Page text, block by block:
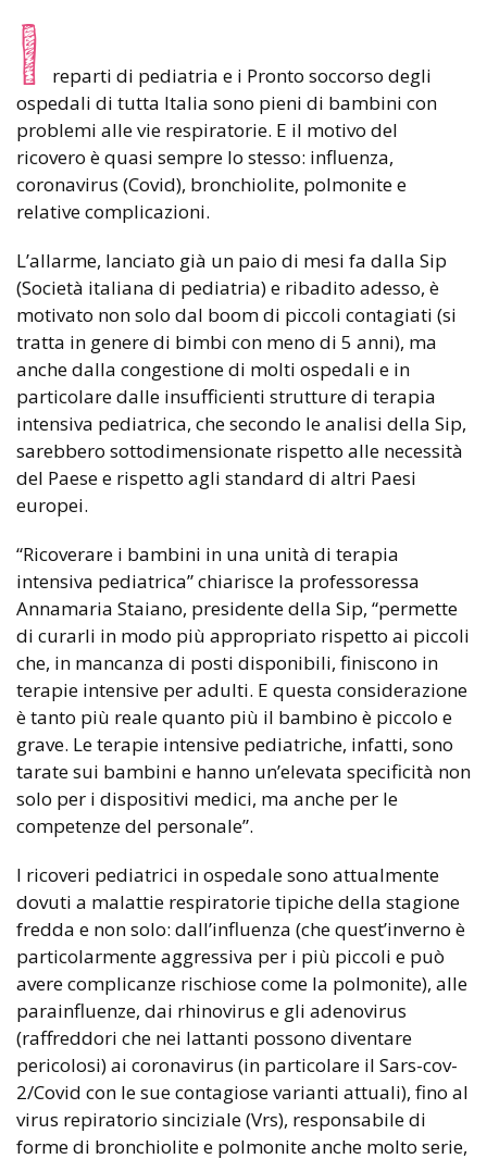
I
reparti di pediatria e i Pronto soccorso degli
ospedali di tutta Italia sono pieni di bambini con
problemi alle vie respiratorie. E il motivo del
ricovero è quasi sempre lo stesso: influenza,
coronavirus (Covid), bronchiolite, polmonite e
relative complicazioni.
L’allarme, lanciato già un paio di mesi fa dalla Sip
(Società italiana di pediatria) e ribadito adesso, è
motivato non solo dal boom di piccoli contagiati (si
tratta in genere di bimbi con meno di 5 anni), ma
anche dalla congestione di molti ospedali e in
particolare dalle insufficienti strutture di terapia
intensiva pediatrica, che secondo le analisi della Sip,
sarebbero sottodimensionate rispetto alle necessità
del Paese e rispetto agli standard di altri Paesi
europei.
“Ricoverare i bambini in una unità di terapia
intensiva pediatrica” chiarisce la professoressa
Annamaria Staiano, presidente della Sip, “permette
di curarli in modo più appropriato rispetto ai piccoli
che, in mancanza di posti disponibili, finiscono in
terapie intensive per adulti. E questa considerazione
è tanto più reale quanto più il bambino è piccolo e
grave. Le terapie intensive pediatriche, infatti, sono
tarate sui bambini e hanno un’elevata specificità non
solo per i dispositivi medici, ma anche per le
competenze del personale”.
I ricoveri pediatrici in ospedale sono attualmente
dovuti a malattie respiratorie tipiche della stagione
fredda e non solo: dall’influenza (che quest’inverno è
particolarmente aggressiva per i più piccoli e può
avere complicanze rischiose come la polmonite), alle
parainfluenze, dai rhinovirus e gli adenovirus
(raffreddori che nei lattanti possono diventare
pericolosi) ai coronavirus (in particolare il Sars-cov-
2/Covid con le sue contagiose varianti attuali), fino al
virus repiratorio sinciziale (Vrs), responsabile di
forme di bronchiolite e polmonite anche molto serie,